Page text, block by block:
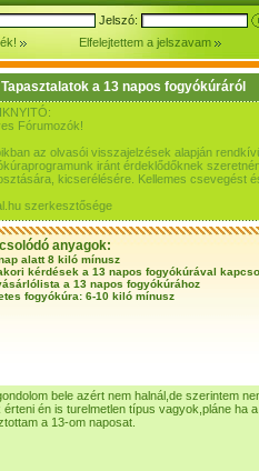
Jelszó:
Elfelejtettem a jelszavam
Tapasztalatok a 13 napos fogyókúráról
Fórumozók!
az olvasói visszajelzések alapján
iránt érdeklődőknek
kicserélésére. Kellemes csevegést
szerkesztősége
anyagok:
alatt 8 kiló mínusz
kérdések a 13 napos fogyókúrával
a 13 napos fogyókúrához
fogyókúra: 6-10 kiló mínusz
bele azért nem halnál,de szerintem
érteni én is turelmetlen típus vagyok,pláne ha
a 13-om naposat.